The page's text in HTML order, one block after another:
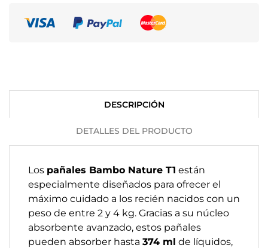
DESCRIPCIÓN
DETALLES DEL PRODUCTO
Los pañales Bambo Nature T1 están
especialmente diseñados para ofrecer el
máximo cuidado a los recién nacidos con un
peso de entre 2 y 4 kg. Gracias a su núcleo
absorbente avanzado, estos pañales
pueden absorber hasta 374 ml de líquidos,